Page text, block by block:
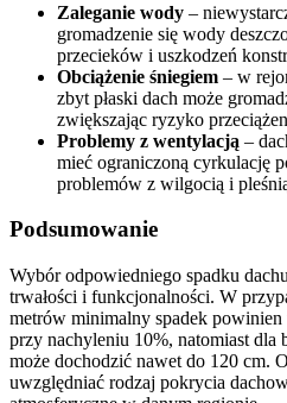
Zaleganie wody –
gromadzenie się wody
przecieków i uszkodzeń
Obciążenie śniegiem – w
zbyt płaski dach może
zwiększając ryzyko
Problemy z wentylacją –
mieć ograniczoną cyrkulację
problemów z wilgocią i
Podsumowanie
Wybór odpowiedniego spadku
trwałości i funkcjonalności. W
metrów minimalny spadek
przy nachyleniu 10%, natomiast dla
może dochodzić nawet do 120 cm.
uwzględniać rodzaj pokrycia